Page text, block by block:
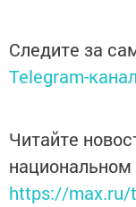
Следите за
Telegram-
Читайте
https://max.ru/